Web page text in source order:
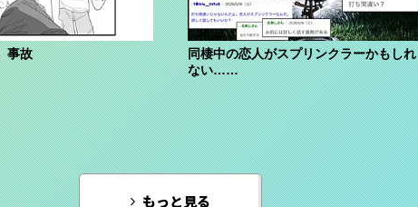
事故
同棲中の恋人がスプリンクラーかもしれ
ない……
もっと見る